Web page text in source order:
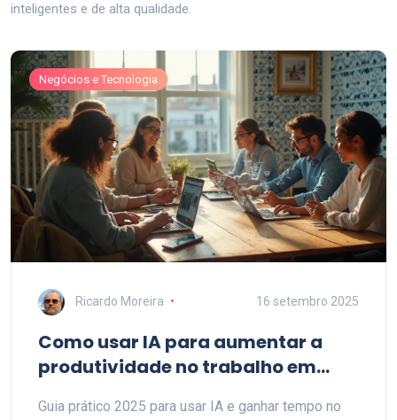
inteligentes e de alta qualidade.
Negócios e Tecnologia
Ricardo Moreira 16 setembro 2025
Como usar IA para aumentar a
produtividade no trabalho em
Guia prático 2025 para usar IA e ganhar tempo no